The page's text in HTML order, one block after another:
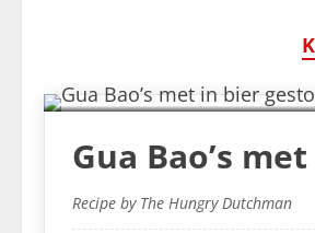
Gua Bao’s
Recipe by The Hungry Dutchman